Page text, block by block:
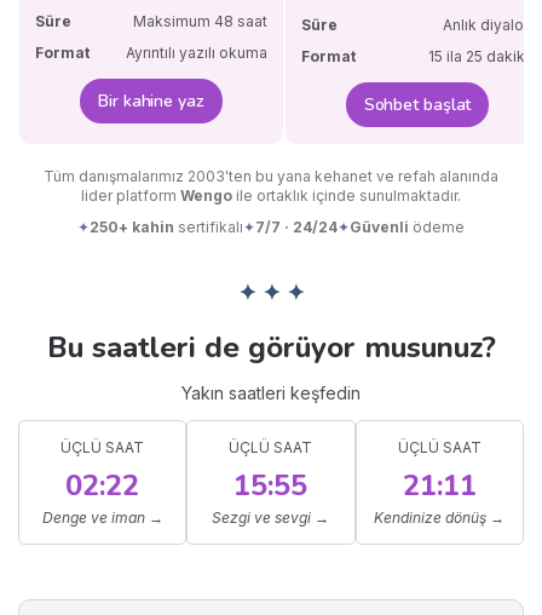
Süre
Maksimum 48 saat
Format
Ayrıntılı yazılı okuma
Bir kahine yaz
Süre
Anlık diyalog
Format
15 ila 25 dakika
Sohbet başlat
Tüm danışmalarımız 2003'ten bu yana kehanet ve refah alanında
lider platform Wengo ile ortaklık içinde sunulmaktadır.
✦250+ kahin sertifikalı✦7/7 · 24/24✦Güvenli ödeme
✦ ✦ ✦
Bu saatleri de görüyor musunuz?
Yakın saatleri keşfedin
ÜÇLÜ SAAT
02:22
Denge ve iman→
ÜÇLÜ SAAT
15:55
Sezgi ve sevgi →
ÜÇLÜ SAAT
21:11
Kendinize dönüş →